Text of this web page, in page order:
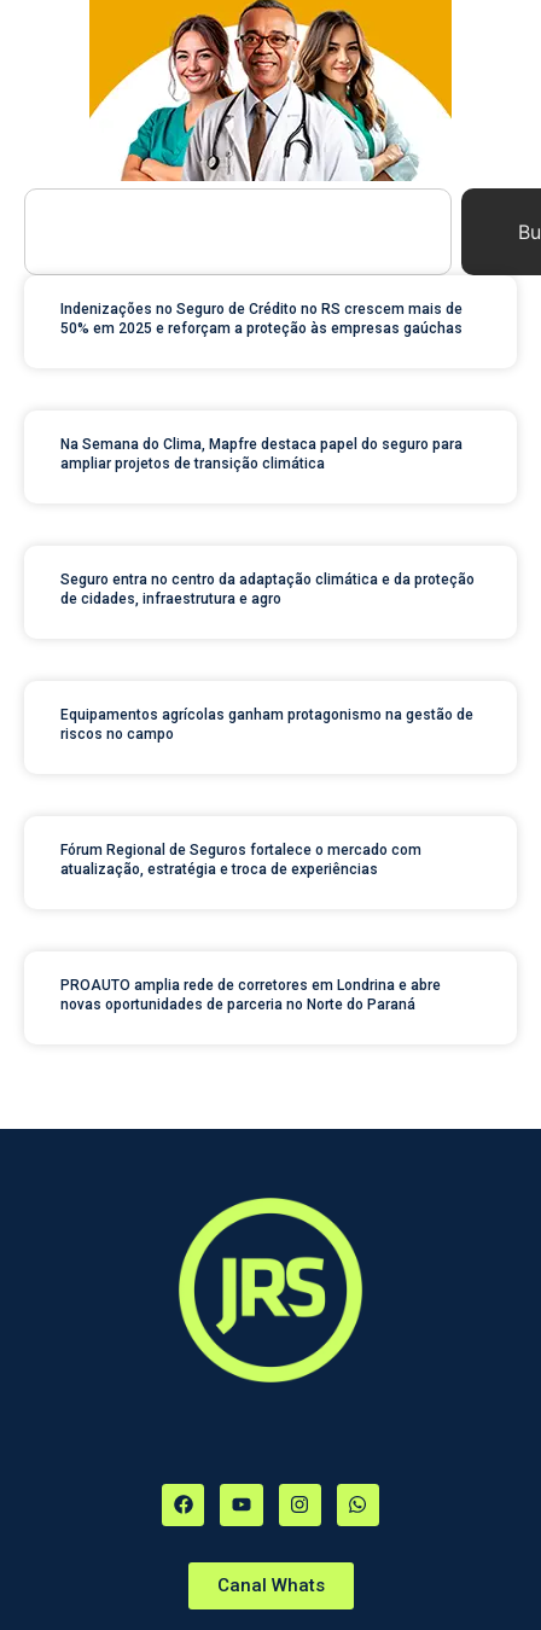
Indenizações no Seguro de Crédito no RS crescem mais de
50% em 2025 e reforçam a proteção às empresas gaúchas
Na Semana do Clima, Mapfre destaca papel do seguro para
ampliar projetos de transição climática
Seguro entra no centro da adaptação climática e da proteção
de cidades, infraestrutura e agro
Equipamentos agrícolas ganham protagonismo na gestão de
riscos no campo
Fórum Regional de Seguros fortalece o mercado com
atualização, estratégia e troca de experiências
PROAUTO amplia rede de corretores em Londrina e abre
novas oportunidades de parceria no Norte do Paraná
Canal Whats